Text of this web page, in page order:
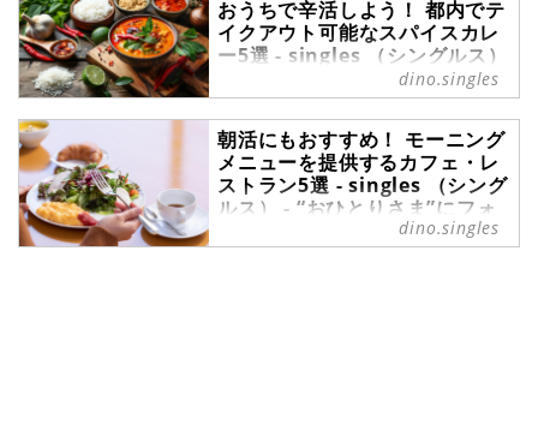
落ち着きますが、暑い夏には冷たい
ドリンクやさっぱり爽快感のあるド
リンクが飲みたくなりますよね。夏
には、人気のコーヒーショップか
ラインナップされます。ソーダやフ
ローズンなど、夏らしいドリンクが
たくさん発表されているのでぜひト
ライしてみてください。
おうちで辛活しよう！ 都内でテ
イクアウト可能なスパイスカレ
ー5選 - singles （シングルス）
- “おひとりさま”にフォーカス
した情報サイト
唐辛子に含まれるカプサイシンには
夏バテ予防や美容・健康に効果的だ
と言われており、辛いものを食べる
活動「辛活」が注目されています。
なかでもスパイスカレーは辛い食べ
物が苦手な人でも挑戦しやすく、豊
dino.singles
朝活にもおすすめ！ モーニング
メニューを提供するカフェ・レ
ストラン5選 - singles （シング
ルス） - “おひとりさま”にフォ
ーカスした情報サイトdino.singles